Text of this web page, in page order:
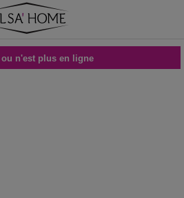
ou n'est plus en ligne